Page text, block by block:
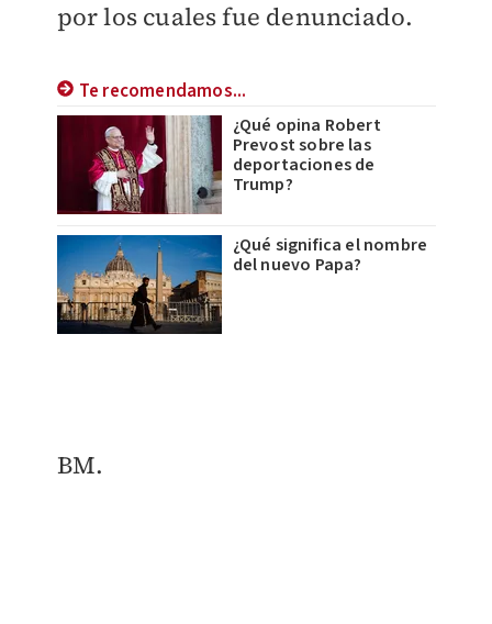
por los cuales fue denunciado.
Te recomendamos...
¿Qué opina Robert
Prevost sobre las
deportaciones de
Trump?
¿Qué significa el nombre
del nuevo Papa?
BM.